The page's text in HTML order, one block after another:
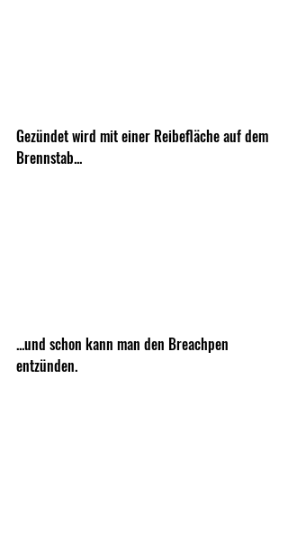
Gezündet wird mit einer Reibefläche auf dem
Brennstab...
...und schon kann man den Breachpen
entzünden.